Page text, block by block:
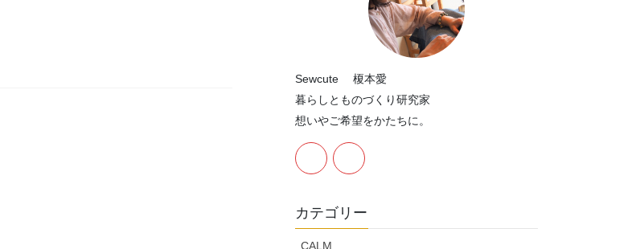
Sewcute 榎本愛
暮らしとものづくり研究家
想いやご希望をかたちに。
カテゴリー
CALM